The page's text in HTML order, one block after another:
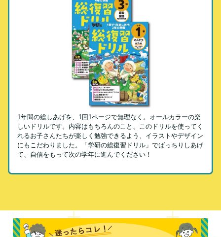
1年間の総しあげを、1回1ページで無理なく。オールカラーの楽
しいドリルです。内容はもちろんのこと、このドリルを使ってく
れるお子さんたちが楽しく勉強できるよう、イラストやデザイン
にもこだわりました。「学研の総復習ドリル」でばっちりしあげ
て、自信をもって次の学年に進んでください！